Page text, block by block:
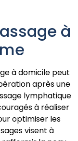
à
à domicile peut
après une
lymphatique
à réaliser
optimiser les
visent à